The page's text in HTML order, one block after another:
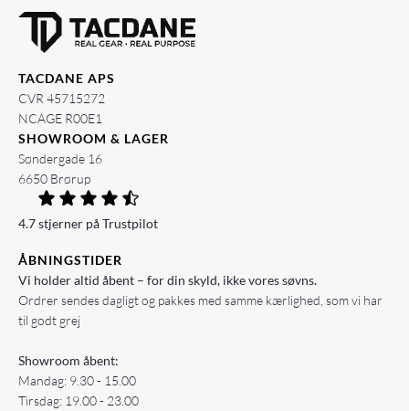
TACDANE APS
CVR 45715272
NCAGE R00E1
SHOWROOM & LAGER
Søndergade 16
6650 Brørup
4.7 stjerner på Trustpilot
ÅBNINGSTIDER
Vi holder altid åbent – for din skyld, ikke vores søvns.
Ordrer sendes dagligt og pakkes med samme kærlighed, som vi har
til godt grej
Showroom åbent:
Mandag: 9.30 - 15.00
Tirsdag: 19.00 - 23.00